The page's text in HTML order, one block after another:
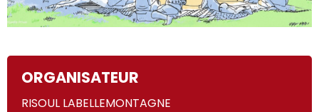
ORGANISATEUR
RISOUL LABELLEMONTAGNE